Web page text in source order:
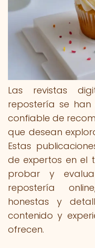
Las revistas
repostería se
confiable de
que desean
Estas
de expertos en el
probar y
repostería
honestas y
contenido y
ofrecen.